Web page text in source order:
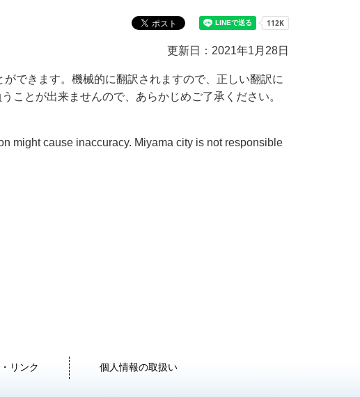
更新日：2021年1月28日
できます。機械的に翻訳されますので、正しい翻訳に
ことが出来ませんので、あらかじめご了承ください。
might cause inaccuracy. Miyama city is not responsible
リンク 個人情報の取扱い